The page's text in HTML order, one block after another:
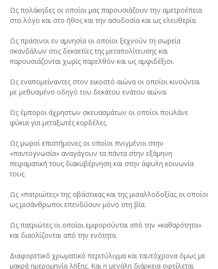
Ως πολάκηδες οι οποίοι μας παρουσιάζουν την αμετροέπεια
στο λόγο και στο ήθος και την ασυδοσία και ως ελευθερία.
Ως πράσινοι εν αμνησία οι οποίοι ξεχνούν τη σωρεία
σκανδάλων στις δεκαετίες της μεταπολίτευσης και
παρουσιάζονται χωρίς παρελθόν και ως αμφιδέξιοι.
Ως εναπομείναντες στον εικοστό αιώνα οι οποίοι κινούνται
με μεθυσμένο οδηγό του δεκάτου ενάτου αιώνα.
Ως έμποροι άχρηστων σκευασμάτων οι οποίοι πουλάνε
φύκια για μεταξωτές κορδέλες.
Ως μωροί επιστήμονες οι οποίοι πνιγμένοι στην
«παντογνωσία» αναγάγουν τα πάντα στην εξάμηνη
πειραματική τους διακυβέρνηση και στην άφυλη κοινωνία
τους.
Ως «πατριώτες» της σβάστικας και της μισαλλοδοξίας οι οποίοι
ως μισάνθρωποι επενδύουν μόνο στη βία.
Ως πατριώτες οι οποίοι εμφορούνται από την «καθαρότητα»
και διαολίζονται από την ενότητα.
Διαφορετικό χρωματικό περιτύλιγμα και ταυτόχρονα όμως με
μακρά ημερομηνία λήξης. Και η μεγάλη διάρκεια οφείλεται